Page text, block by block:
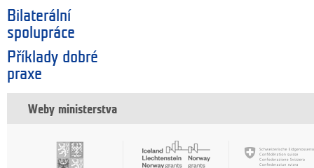
Bilaterální
spolupráce
Příklady dobré
praxe
Weby ministerstva